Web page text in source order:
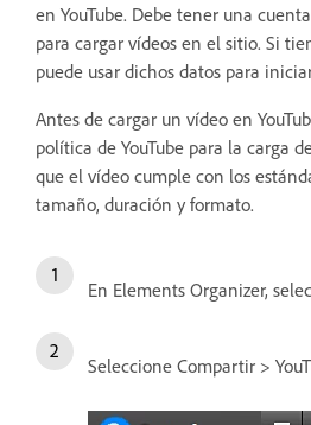
en YouTube. Debe tener una
para cargar vídeos en el sitio. Si
puede usar dichos datos para
Antes de cargar un vídeo en
política de YouTube para la carga
que el vídeo cumple con los
tamaño, duración y formato.
En Elements Organizer,
Seleccione Compartir >